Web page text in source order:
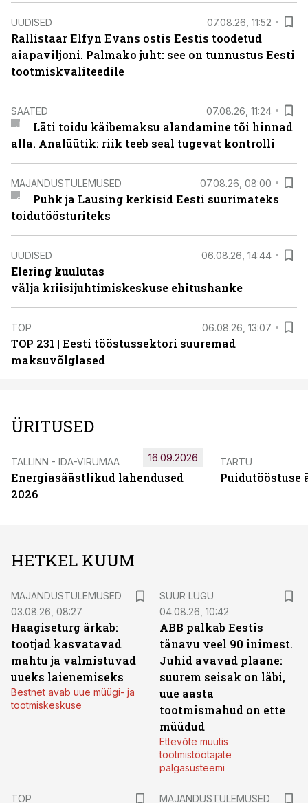
UUDISED 07.08.26, 11:52
Rallistaar Elfyn Evans ostis Eestis toodetud
aiapaviljoni. Palmako juht: see on tunnustus Eesti
tootmiskvaliteedile
SAATED 07.08.26, 11:24
Läti toidu käibemaksu alandamine tõi hinnad
alla. Analüütik: riik teeb seal tugevat kontrolli
MAJANDUSTULEMUSED 07.08.26, 08:00
Puhk ja Lausing kerkisid Eesti suurimateks
toidutöösturiteks
UUDISED 06.08.26, 14:44
Elering kuulutas
välja kriisijuhtimiskeskuse ehitushanke
TOP 06.08.26, 13:07
TOP 231 | Eesti tööstussektori suuremad
maksuvõlglased
ÜRITUSED
TALLINN - IDA-VIRUMAA
Energiasäästlikud lahendused
2026
16.09.2026 TARTU
Puidutööstuse
HETKEL KUUM
MAJANDUSTULEMUSED
03.08.26, 08:27
Haagiseturg ärkab:
tootjad kasvatavad
mahtu ja valmistuvad
uueks laienemiseks
Bestnet avab uue müügi- ja
tootmiskeskuse
SUUR LUGU
04.08.26, 10:42
ABB palkab Eestis
tänavu veel 90 inimest.
Juhid avavad plaane:
suurem seisak on läbi,
uue aasta
tootmismahud on ette
müüdud
Ettevõte muutis
tootmistöötajate
palgasüsteemi
TOP MAJANDUSTULEMUSED